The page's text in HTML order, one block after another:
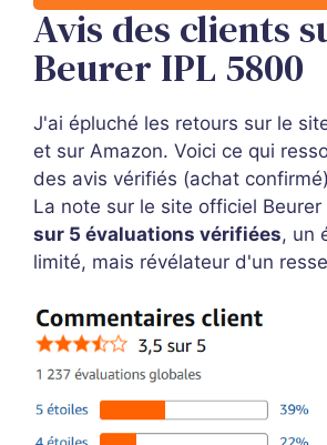
Avis des clients
Beurer IPL 5800
J'ai épluché les retours sur le
et sur Amazon. Voici ce qui
des avis vérifiés (achat
La note sur le site officiel Beurer
sur 5 évaluations vérifiées, un
limité, mais révélateur d'un